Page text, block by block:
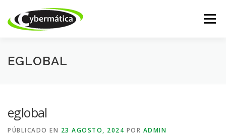
contenido
Menú
INICIO NUESTROS PRODUCTOS
TIENDA ONLINE SOPORTE
EGLOBAL
eglobal
PÚBLICADO EN 23 AGOSTO, 2024 POR ADMIN